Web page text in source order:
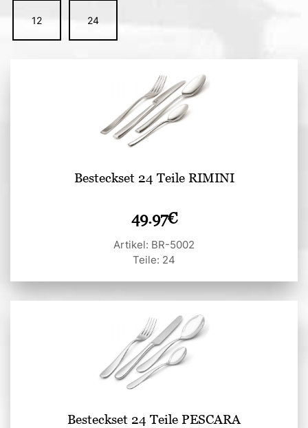
12 24
Besteckset 24 Teile RIMINI
49.97€
Artikel: BR-5002
Teile: 24
Besteckset 24 Teile PESCARA